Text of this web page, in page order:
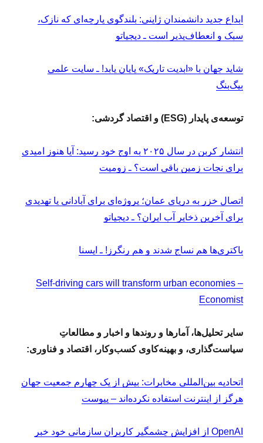
ابداع جدید دانشمندان ژاپنی: بلندگوی پارچه‌ای که نازک،
سبک و انعطاف‌پذیر است ـ دیجیاتو
شاید جهان با «ابدیت تاریک» پایان یابد! ـ سایت علمی
بیگ‌بنگ
توسعه‌ی پایدار (ESG) و اقتصاد گردشی:
انتشار کربن در سال ۲۰۲۵ به اوج خود رسید: آیا هنوز امیدی
برای نجات زمین باقی است؟ ـ زومیت
اتصال خزر به دریای عمان؛ پروژه‌ای برای آبادانی یا تهدیدی
برای آخرین ذخایر آب ایران؟ ـ دیجیاتو
باکتری‌ها هم نساج شدند و هم رنگرز! ـ ایسنا
Self-driving cars will transform urban economies –
Economist
سایر تحلیل‌ها، آمارها و روندها و اخبار و مطالعاتِ
سیاست‌گذاری، و بهینه‌کاوی کسب‌وکار، اقتصاد و فناوری:
اتحادیه بین‌المللی مخابرات: بیش از یک‌ چهارم جمعیت جهان
هرگز از اینترنت استفاده نکرده‌اند – پیوست
OpenAI از افزایش چشمگیر کاربران سازمانی خود خبر